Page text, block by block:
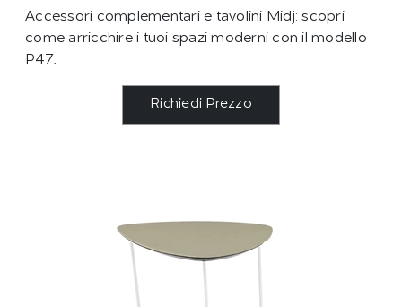
Accessori complementari e tavolini Midj: scopri
come arricchire i tuoi spazi moderni con il modello
P47.
Richiedi Prezzo